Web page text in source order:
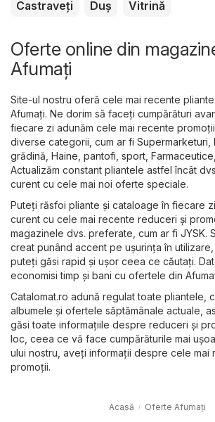
Castraveți
Duș Vitrină
Oferte online din
Afumaţi
Site-ul nostru oferă cele mai recente
Afumaţi. Ne dorim să faceți cumpărături
fiecare zi adunăm cele mai recente
diverse categorii, cum ar fi Supermarketuri
grădină Haine, pantofi, sport
Actualizăm constant pliantele astfel încât
curent cu cele mai noi oferte speciale.
Puteți răsfoi pliante și cataloage în fiecare
curent cu cele mai recente reduceri și
magazinele dvs. preferate, cum ar fi JYSK.
creat punând accent pe ușurința în
puteți găsi rapid și ușor ceea ce căutați.
economisi timp și bani cu ofertele din
Catalomat.ro adună regulat toate pliantele,
albumele și ofertele săptămânale actuale,
găsi toate informațiile despre reduceri și
loc, ceea ce vă face cumpărăturile mai
ului nostru, aveți informații despre cele mai
promoții.
Acasă Oferte Afumaţi